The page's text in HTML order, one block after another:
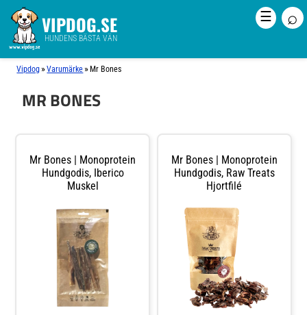
VIPDOG.SE
HUNDENS BÄSTA VÄN
☰ ⌕
Vipdog »Varumärke » Mr Bones
MR BONES
Mr Bones | Monoprotein
Hundgodis, Iberico
Muskel
Mr Bones | Monoprotein
Hundgodis, Raw Treats
Hjortfilé